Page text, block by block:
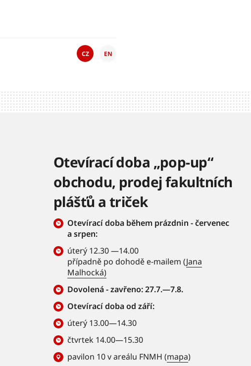
CZ EN
Otevírací doba „pop-up“
obchodu, prodej fakultních
plášťů a triček
Otevírací doba během prázdnin - červenec
a srpen:
úterý 12.30 —14.00
případně po dohodě e-mailem (Jana
Malhocká)
Dovolená - zavřeno: 27.7.—7.8.
Otevírací doba od září:
úterý 13.00—14.30
čtvrtek 14.00—15.30
pavilon 10 v areálu FNMH (mapa)